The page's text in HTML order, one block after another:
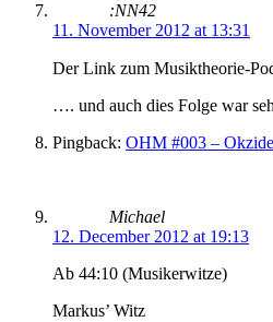
:NN42
11. November 2012 at 13:31
Der Link zum Musiktheorie-
…. und auch dies Folge war
Pingback: OHM #003 –
Michael
12. December 2012 at 19:13
Ab 44:10 (Musikerwitze)
Markus’ Witz